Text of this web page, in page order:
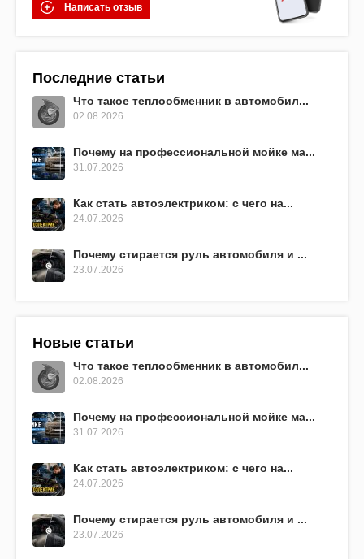
Написать отзыв
Последние статьи
Что такое теплообменник в автомобил...
02.08.2026
Почему на профессиональной мойке ма...
31.07.2026
Как стать автоэлектриком: с чего на...
24.07.2026
Почему стирается руль автомобиля и ...
23.07.2026
Новые статьи
Что такое теплообменник в автомобил...
02.08.2026
Почему на профессиональной мойке ма...
31.07.2026
Как стать автоэлектриком: с чего на...
24.07.2026
Почему стирается руль автомобиля и ...
23.07.2026